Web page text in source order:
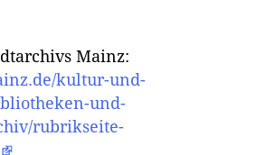
Mainz:
kultur-und-
und-
rubrikseite-